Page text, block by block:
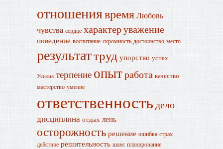
отношениявремяЛюбовь
чувства сердце характеруважение
поведение воспитание скромность достоинство место
результаттруд упорство успех
Усилия терпение опытработа качество
мастерство умение
ответственностьдело
дисциплина отдых лень
осторожность решение ошибка страх
действие решительность шанс планирование